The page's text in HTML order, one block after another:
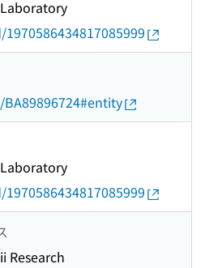
Research